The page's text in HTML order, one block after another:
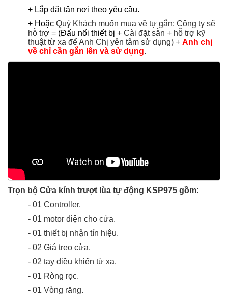
+ Lắp đặt tận nơi theo yêu cầu.
+ Hoặc Quý Khách muốn mua về tự gắn: Công ty sẽ
hỗ trợ = (Đấu nối thiết bị + Cài đặt sẵn + hỗ trợ kỹ
thuật từ xa để Anh Chị yên tâm sử dụng) + Anh chị
về chỉ cần gắn lên và sử dụng.
Trọn bộ Cửa kính trượt lùa tự động KSP975 gồm:
- 01 Controller.
- 01 motor điện cho cửa.
- 01 thiết bị nhận tín hiệu.
- 02 Giá treo cửa.
- 02 tay điều khiển từ xa.
- 01 Ròng rọc.
- 01 Vòng răng.